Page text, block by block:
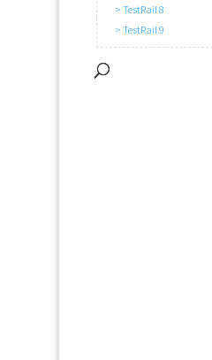
> TestRail 8
> TestRail 9